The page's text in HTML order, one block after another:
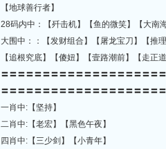
【地球善行者】
28码内中：【歼击机】【鱼的微笑】【大南
大围中：：【发财组合】【屠龙宝刀】【推
【追根究底】【傻妞】【壹路潮前】【走正
〓〓〓〓〓〓〓〓〓〓〓〓〓〓〓〓〓〓〓
〓〓〓〓〓〓〓〓〓〓〓〓〓〓〓〓〓〓〓
一肖中:【坚持】
二肖中:【老宏】【黑色午夜】
四肖中:【三少剑】【小青年】